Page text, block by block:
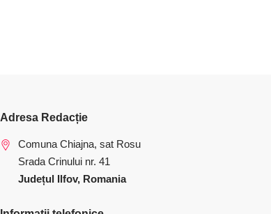
Adresa Redacție
Comuna Chiajna, sat Rosu
Srada Crinului nr. 41
Județul Ilfov, Romania